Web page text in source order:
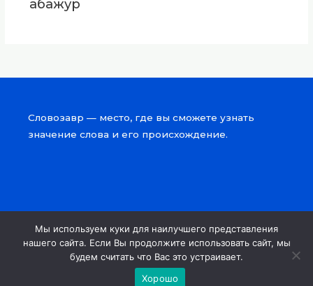
абажур
Словозавр — место, где вы сможете узнать
значение слова и его происхождение.
Copyright © 2026 Словозавр
Powered by Словозавр
Мы используем куки для наилучшего представления
нашего сайта. Если Вы продолжите использовать сайт, мы
будем считать что Вас это устраивает.
Хорошо